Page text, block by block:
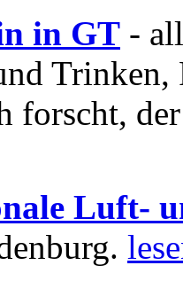
in GT -
forscht,
Luft-